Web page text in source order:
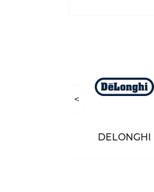
<
DELONGHI